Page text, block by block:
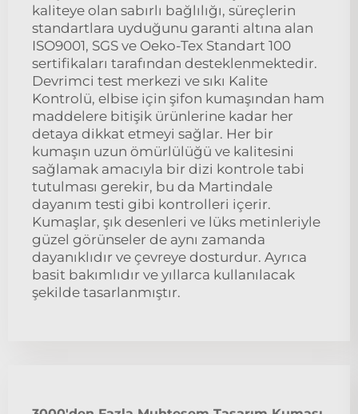
kaliteye olan sabırlı bağlılığı, süreçlerin
standartlara uyduğunu garanti altına alan
ISO9001, SGS ve Oeko-Tex Standart 100
sertifikaları tarafından desteklenmektedir.
Devrimci test merkezi ve sıkı Kalite
Kontrolü, elbise için şifon kumaşından ham
maddelere bitişik ürünlerine kadar her
detaya dikkat etmeyi sağlar. Her bir
kumaşın uzun ömürlülüğü ve kalitesini
sağlamak amacıyla bir dizi kontrole tabi
tutulması gerekir, bu da Martindale
dayanım testi gibi kontrolleri içerir.
Kumaşlar, şık desenleri ve lüks metinleriyle
güzel görünseler de aynı zamanda
dayanıklıdır ve çevreye dosturdur. Ayrıca
basit bakımlıdır ve yıllarca kullanılacak
şekilde tasarlanmıştır.